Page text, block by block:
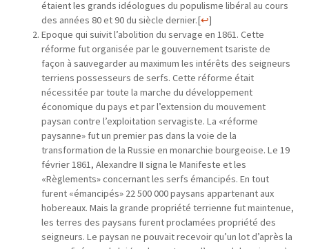
étaient les grands idéologues du populisme libéral au cours
des années 80 et 90 du siècle dernier.[↩]
Epoque qui suivit l’abolition du servage en 1861. Cette
réforme fut organisée par le gouvernement tsariste de
façon à sauvegarder au maximum les intérêts des seigneurs
terriens possesseurs de serfs. Cette réforme était
nécessitée par toute la marche du développement
économique du pays et par l’extension du mouvement
paysan contre l’exploitation servagiste. La «réforme
paysanne» fut un premier pas dans la voie de la
transformation de la Russie en monarchie bourgeoise. Le 19
février 1861, Alexandre II signa le Manifeste et les
«Règlements» concernant les serfs émancipés. En tout
furent «émancipés» 22 500 000 paysans appartenant aux
hobereaux. Mais la grande propriété terrienne fut maintenue,
les terres des paysans furent proclamées propriété des
seigneurs. Le paysan ne pouvait recevoir qu’un lot d’après la